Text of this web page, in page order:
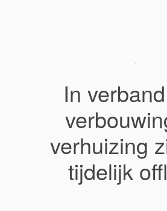
In
verhuizing
tijdelijk